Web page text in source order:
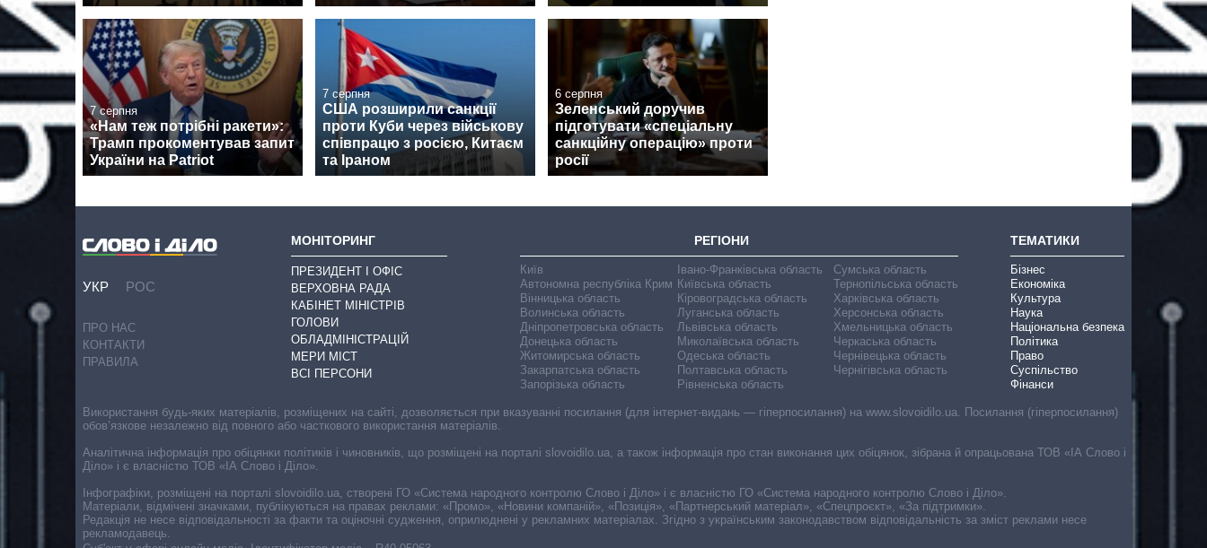
7 серпня
«Нам теж потрібні ракети»:
Трамп прокоментував запит
України на Patriot
7 серпня
США розширили санкції
проти Куби через військову
співпрацю з росією, Китаєм
та Іраном
6 серпня
Зеленський доручив
підготувати «спеціальну
санкційну операцію» проти
росії
УКР РОС
ПРО НАС
КОНТАКТИ
ПРАВИЛА
МОНІТОРИНГ
ПРЕЗИДЕНТ І ОФІС
ВЕРХОВНА РАДА
КАБІНЕТ МІНІСТРІВ
ГОЛОВИ
ОБЛАДМІНІСТРАЦІЙ
МЕРИ МІСТ
ВСІ ПЕРСОНИ
РЕГІОНИ
Київ
Автономна республіка Крим
Вінницька область
Волинська область
Дніпропетровська область
Донецька область
Житомирська область
Закарпатська область
Запорізька область
Івано-Франківська область
Київська область
Кіровоградська область
Луганська область
Львівська область
Миколаївська область
Одеська область
Полтавська область
Рівненська область
Сумська область
Тернопільська область
Харківська область
Херсонська область
Хмельницька область
Черкаська область
Чернівецька область
Чернігівська область
ТЕМАТИКИ
Бізнес
Економіка
Культура
Наука
Національна безпека
Політика
Право
Суспільство
Фінанси
Використання будь-яких матеріалів, розміщених на сайті, дозволяється при вказуванні посилання (для інтернет-видань — гіперпосилання) на www.slovoidilo.ua. Посилання (гіперпосилання)
обов’язкове незалежно від повного або часткового використання матеріалів.
Аналітична інформація про обіцянки політиків і чиновників, що розміщені на порталі slovoidilo.ua, а також інформація про стан виконання цих обіцянок, зібрана й опрацьована ТОВ «ІА Слово і
Діло» і є власністю ТОВ «ІА Слово і Діло».
Інфографіки, розміщені на порталі slovoidilo.ua, створені ГО «Система народного контролю Слово і Діло» і є власністю ГО «Система народного контролю Слово і Діло».
Матеріали, відмічені значками, публікуються на правах реклами: «Промо», «Новини компаній», «Позиція», «Партнерський матеріал», «Спецпроєкт», «За підтримки».
Редакція не несе відповідальності за факти та оціночні судження, оприлюднені у рекламних матеріалах. Згідно з українським законодавством відповідальність за зміст реклами несе
рекламодавець.